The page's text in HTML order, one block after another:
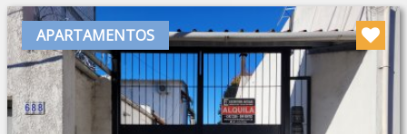
APARTAMENTOS